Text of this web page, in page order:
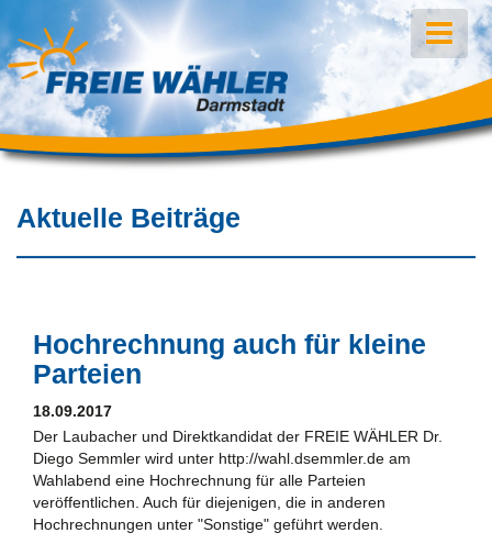
Aktuelle Beiträge
Hochrechnung auch für kleine
Parteien
18.09.2017
Der Laubacher und Direktkandidat der FREIE WÄHLER Dr.
Diego Semmler wird unter http://wahl.dsemmler.de am
Wahlabend eine Hochrechnung für alle Parteien
veröffentlichen. Auch für diejenigen, die in anderen
Hochrechnungen unter "Sonstige" geführt werden.